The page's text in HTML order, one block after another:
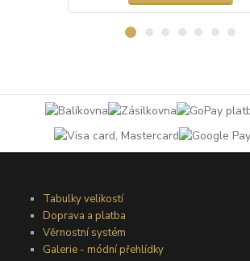
Tabulky velikostí
Doprava a platba
Věrnostní systém
Galerie - módní přehlídky